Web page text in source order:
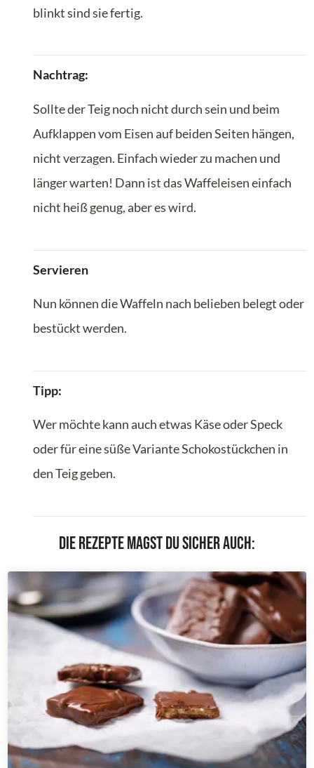
blinkt sind sie fertig.
Nachtrag:
Sollte der Teig noch nicht durch sein und beim
Aufklappen vom Eisen auf beiden Seiten hängen,
nicht verzagen. Einfach wieder zu machen und
länger warten! Dann ist das Waffeleisen einfach
nicht heiß genug, aber es wird.
Servieren
Nun können die Waffeln nach belieben belegt oder
bestückt werden.
Tipp:
Wer möchte kann auch etwas Käse oder Speck
oder für eine süße Variante Schokostückchen in
den Teig geben.
Die Rezepte magst du sicher auch: